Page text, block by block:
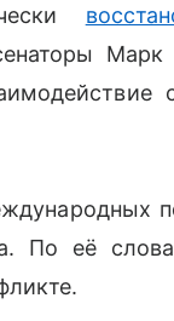
По её